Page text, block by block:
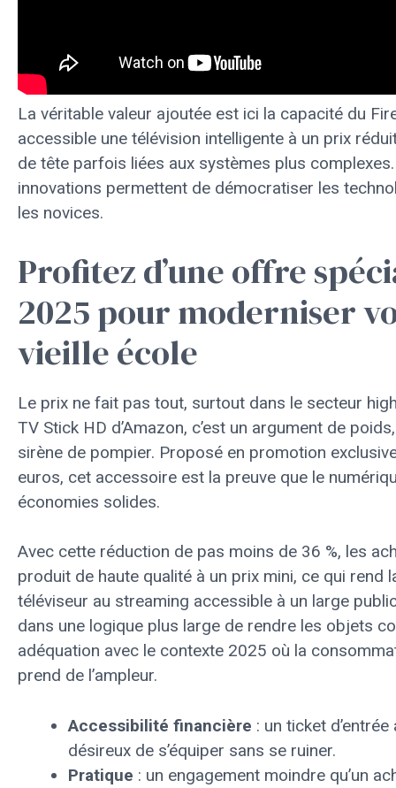
La véritable valeur ajoutée est ici la capacité du
accessible une télévision intelligente à un prix
de tête parfois liées aux systèmes plus
innovations permettent de démocratiser les
les novices.
Profitez d’une offre
2025 pour moderniser
vieille école
Le prix ne fait pas tout, surtout dans le secteur
TV Stick HD d’Amazon, c’est un argument de
sirène de pompier. Proposé en promotion
euros, cet accessoire est la preuve que le
économies solides.
Avec cette réduction de pas moins de 36 %, les
produit de haute qualité à un prix mini, ce qui rend
téléviseur au streaming accessible à un large
dans une logique plus large de rendre les objets
adéquation avec le contexte 2025 où la
prend de l’ampleur.
Accessibilité financière : un ticket
désireux de s’équiper sans se ruiner.
Pratique : un engagement moindre qu’un